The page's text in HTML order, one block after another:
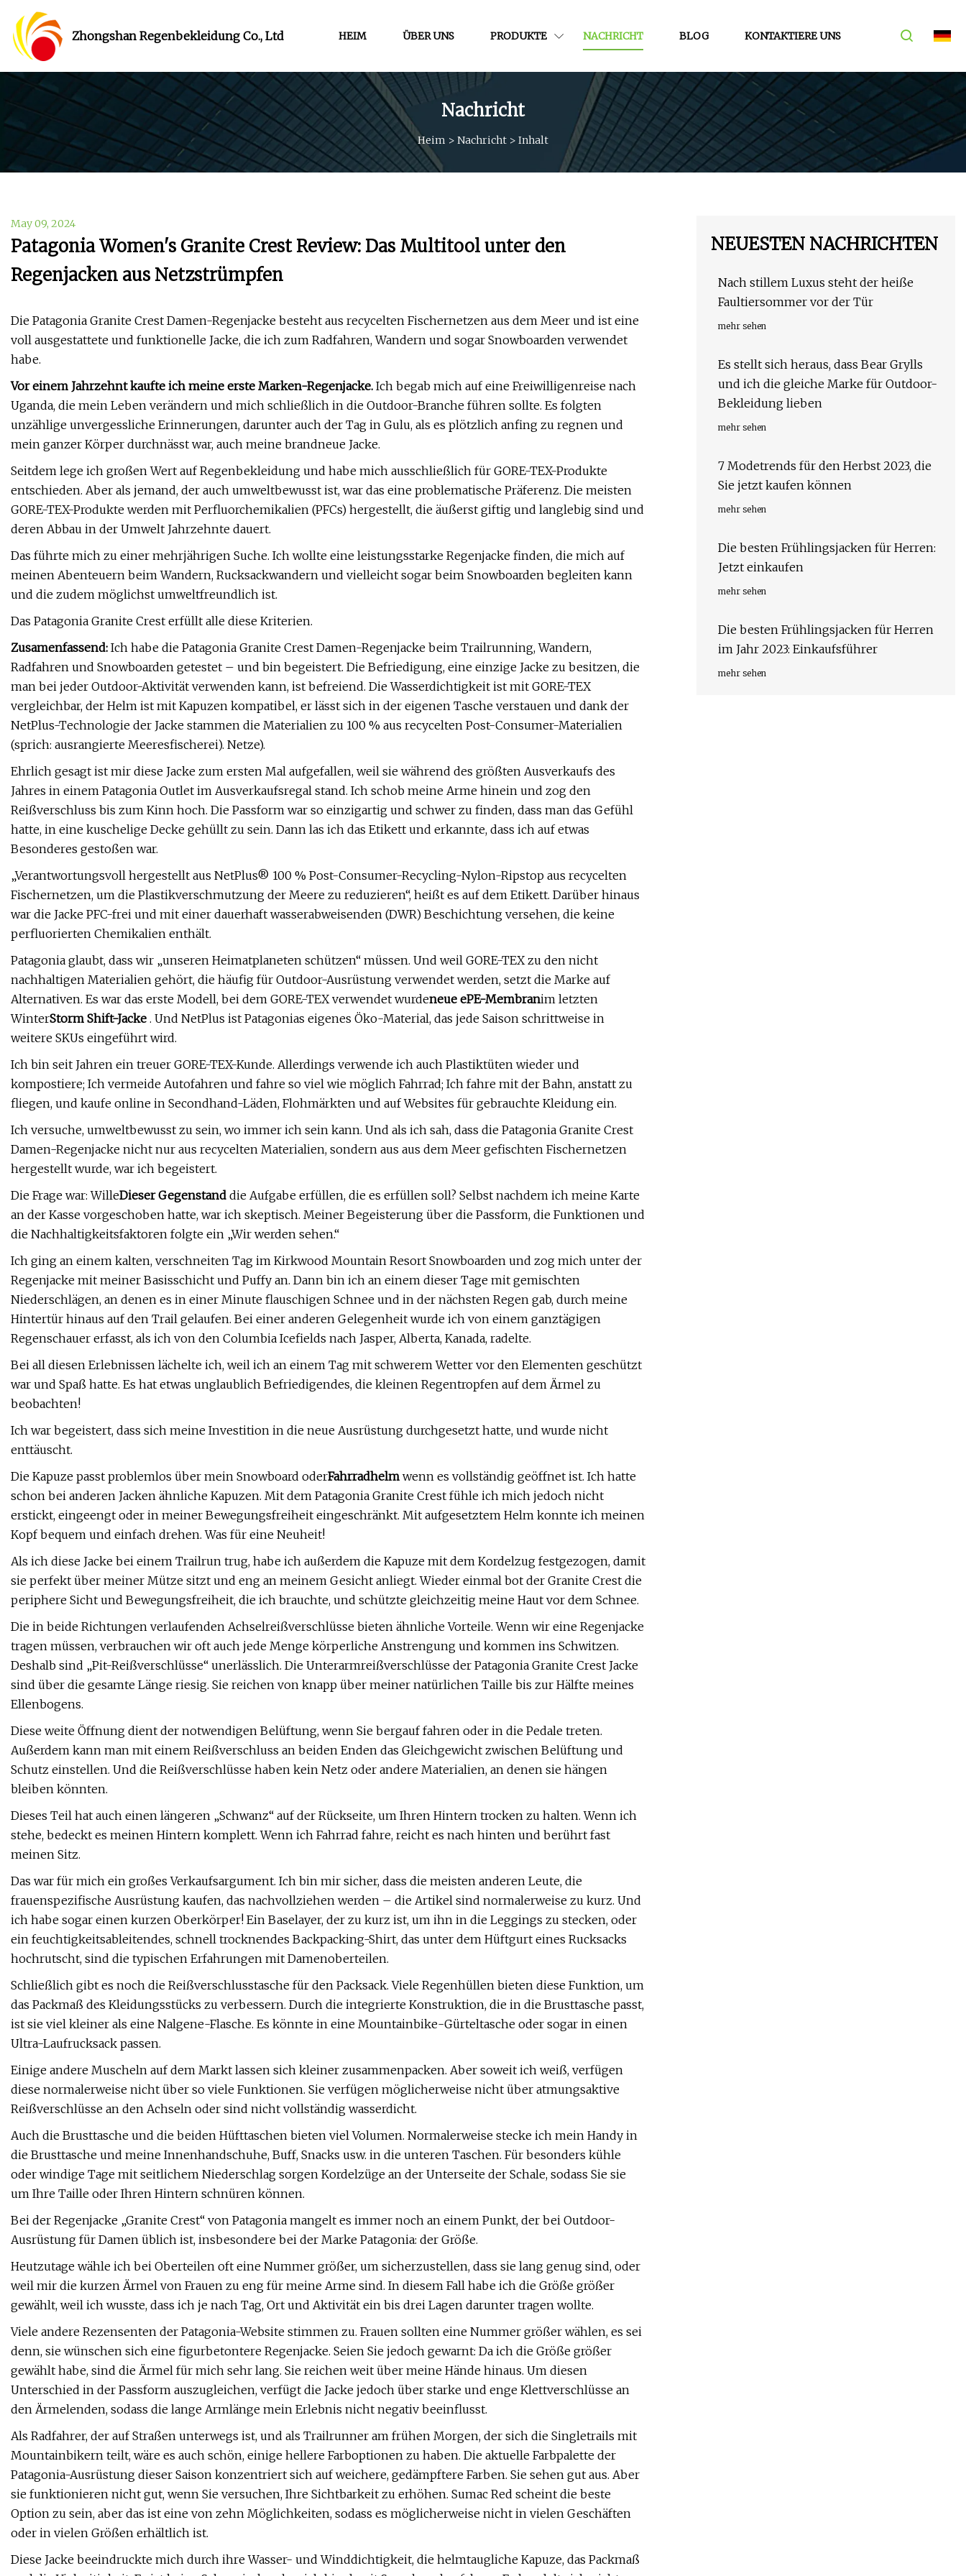
Zhongshan Regenbekleidung Co., Ltd HEIM ÜBER UNS PRODUKTE NACHRICHT BLOG KONTAKTIERE UNS
Nachricht
Heim > Nachricht > Inhalt
May 09, 2024
Patagonia Women's Granite Crest Review: Das Multitool unter den
Regenjacken aus Netzstrümpfen
Die Patagonia Granite Crest Damen-Regenjacke besteht aus recycelten Fischernetzen aus dem Meer und ist eine
voll ausgestattete und funktionelle Jacke, die ich zum Radfahren, Wandern und sogar Snowboarden verwendet
habe.
Vor einem Jahrzehnt kaufte ich meine erste Marken-Regenjacke. Ich begab mich auf eine Freiwilligenreise nach
Uganda, die mein Leben verändern und mich schließlich in die Outdoor-Branche führen sollte. Es folgten
unzählige unvergessliche Erinnerungen, darunter auch der Tag in Gulu, als es plötzlich anfing zu regnen und
mein ganzer Körper durchnässt war, auch meine brandneue Jacke.
Seitdem lege ich großen Wert auf Regenbekleidung und habe mich ausschließlich für GORE-TEX-Produkte
entschieden. Aber als jemand, der auch umweltbewusst ist, war das eine problematische Präferenz. Die meisten
GORE-TEX-Produkte werden mit Perfluorchemikalien (PFCs) hergestellt, die äußerst giftig und langlebig sind und
deren Abbau in der Umwelt Jahrzehnte dauert.
Das führte mich zu einer mehrjährigen Suche. Ich wollte eine leistungsstarke Regenjacke finden, die mich auf
meinen Abenteuern beim Wandern, Rucksackwandern und vielleicht sogar beim Snowboarden begleiten kann
und die zudem möglichst umweltfreundlich ist.
Das Patagonia Granite Crest erfüllt alle diese Kriterien.
Zusamenfassend: Ich habe die Patagonia Granite Crest Damen-Regenjacke beim Trailrunning, Wandern,
Radfahren und Snowboarden getestet – und bin begeistert. Die Befriedigung, eine einzige Jacke zu besitzen, die
man bei jeder Outdoor-Aktivität verwenden kann, ist befreiend. Die Wasserdichtigkeit ist mit GORE-TEX
vergleichbar, der Helm ist mit Kapuzen kompatibel, er lässt sich in der eigenen Tasche verstauen und dank der
NetPlus-Technologie der Jacke stammen die Materialien zu 100 % aus recycelten Post-Consumer-Materialien
(sprich: ausrangierte Meeresfischerei). Netze).
Ehrlich gesagt ist mir diese Jacke zum ersten Mal aufgefallen, weil sie während des größten Ausverkaufs des
Jahres in einem Patagonia Outlet im Ausverkaufsregal stand. Ich schob meine Arme hinein und zog den
Reißverschluss bis zum Kinn hoch. Die Passform war so einzigartig und schwer zu finden, dass man das Gefühl
hatte, in eine kuschelige Decke gehüllt zu sein. Dann las ich das Etikett und erkannte, dass ich auf etwas
Besonderes gestoßen war.
„Verantwortungsvoll hergestellt aus NetPlus® 100 % Post-Consumer-Recycling-Nylon-Ripstop aus recycelten
Fischernetzen, um die Plastikverschmutzung der Meere zu reduzieren“, heißt es auf dem Etikett. Darüber hinaus
war die Jacke PFC-frei und mit einer dauerhaft wasserabweisenden (DWR) Beschichtung versehen, die keine
perfluorierten Chemikalien enthält.
Patagonia glaubt, dass wir „unseren Heimatplaneten schützen“ müssen. Und weil GORE-TEX zu den nicht
nachhaltigen Materialien gehört, die häufig für Outdoor-Ausrüstung verwendet werden, setzt die Marke auf
Alternativen. Es war das erste Modell, bei dem GORE-TEX verwendet wurdeneue ePE-Membranim letzten
WinterStorm Shift-Jacke . Und NetPlus ist Patagonias eigenes Öko-Material, das jede Saison schrittweise in
weitere SKUs eingeführt wird.
Ich bin seit Jahren ein treuer GORE-TEX-Kunde. Allerdings verwende ich auch Plastiktüten wieder und
kompostiere; Ich vermeide Autofahren und fahre so viel wie möglich Fahrrad; Ich fahre mit der Bahn, anstatt zu
fliegen, und kaufe online in Secondhand-Läden, Flohmärkten und auf Websites für gebrauchte Kleidung ein.
Ich versuche, umweltbewusst zu sein, wo immer ich sein kann. Und als ich sah, dass die Patagonia Granite Crest
Damen-Regenjacke nicht nur aus recycelten Materialien, sondern aus aus dem Meer gefischten Fischernetzen
hergestellt wurde, war ich begeistert.
Die Frage war: WilleDieser Gegenstand die Aufgabe erfüllen, die es erfüllen soll? Selbst nachdem ich meine Karte
an der Kasse vorgeschoben hatte, war ich skeptisch. Meiner Begeisterung über die Passform, die Funktionen und
die Nachhaltigkeitsfaktoren folgte ein „Wir werden sehen.“
Ich ging an einem kalten, verschneiten Tag im Kirkwood Mountain Resort Snowboarden und zog mich unter der
Regenjacke mit meiner Basisschicht und Puffy an. Dann bin ich an einem dieser Tage mit gemischten
Niederschlägen, an denen es in einer Minute flauschigen Schnee und in der nächsten Regen gab, durch meine
Hintertür hinaus auf den Trail gelaufen. Bei einer anderen Gelegenheit wurde ich von einem ganztägigen
Regenschauer erfasst, als ich von den Columbia Icefields nach Jasper, Alberta, Kanada, radelte.
Bei all diesen Erlebnissen lächelte ich, weil ich an einem Tag mit schwerem Wetter vor den Elementen geschützt
war und Spaß hatte. Es hat etwas unglaublich Befriedigendes, die kleinen Regentropfen auf dem Ärmel zu
beobachten!
Ich war begeistert, dass sich meine Investition in die neue Ausrüstung durchgesetzt hatte, und wurde nicht
enttäuscht.
Die Kapuze passt problemlos über mein Snowboard oderFahrradhelm wenn es vollständig geöffnet ist. Ich hatte
schon bei anderen Jacken ähnliche Kapuzen. Mit dem Patagonia Granite Crest fühle ich mich jedoch nicht
erstickt, eingeengt oder in meiner Bewegungsfreiheit eingeschränkt. Mit aufgesetztem Helm konnte ich meinen
Kopf bequem und einfach drehen. Was für eine Neuheit!
Als ich diese Jacke bei einem Trailrun trug, habe ich außerdem die Kapuze mit dem Kordelzug festgezogen, damit
sie perfekt über meiner Mütze sitzt und eng an meinem Gesicht anliegt. Wieder einmal bot der Granite Crest die
periphere Sicht und Bewegungsfreiheit, die ich brauchte, und schützte gleichzeitig meine Haut vor dem Schnee.
Die in beide Richtungen verlaufenden Achselreißverschlüsse bieten ähnliche Vorteile. Wenn wir eine Regenjacke
tragen müssen, verbrauchen wir oft auch jede Menge körperliche Anstrengung und kommen ins Schwitzen.
Deshalb sind „Pit-Reißverschlüsse“ unerlässlich. Die Unterarmreißverschlüsse der Patagonia Granite Crest Jacke
sind über die gesamte Länge riesig. Sie reichen von knapp über meiner natürlichen Taille bis zur Hälfte meines
Ellenbogens.
Diese weite Öffnung dient der notwendigen Belüftung, wenn Sie bergauf fahren oder in die Pedale treten.
Außerdem kann man mit einem Reißverschluss an beiden Enden das Gleichgewicht zwischen Belüftung und
Schutz einstellen. Und die Reißverschlüsse haben kein Netz oder andere Materialien, an denen sie hängen
bleiben könnten.
Dieses Teil hat auch einen längeren „Schwanz“ auf der Rückseite, um Ihren Hintern trocken zu halten. Wenn ich
stehe, bedeckt es meinen Hintern komplett. Wenn ich Fahrrad fahre, reicht es nach hinten und berührt fast
meinen Sitz.
Das war für mich ein großes Verkaufsargument. Ich bin mir sicher, dass die meisten anderen Leute, die
frauenspezifische Ausrüstung kaufen, das nachvollziehen werden – die Artikel sind normalerweise zu kurz. Und
ich habe sogar einen kurzen Oberkörper! Ein Baselayer, der zu kurz ist, um ihn in die Leggings zu stecken, oder
ein feuchtigkeitsableitendes, schnell trocknendes Backpacking-Shirt, das unter dem Hüftgurt eines Rucksacks
hochrutscht, sind die typischen Erfahrungen mit Damenoberteilen.
Schließlich gibt es noch die Reißverschlusstasche für den Packsack. Viele Regenhüllen bieten diese Funktion, um
das Packmaß des Kleidungsstücks zu verbessern. Durch die integrierte Konstruktion, die in die Brusttasche passt,
ist sie viel kleiner als eine Nalgene-Flasche. Es könnte in eine Mountainbike-Gürteltasche oder sogar in einen
Ultra-Laufrucksack passen.
Einige andere Muscheln auf dem Markt lassen sich kleiner zusammenpacken. Aber soweit ich weiß, verfügen
diese normalerweise nicht über so viele Funktionen. Sie verfügen möglicherweise nicht über atmungsaktive
Reißverschlüsse an den Achseln oder sind nicht vollständig wasserdicht.
Auch die Brusttasche und die beiden Hüfttaschen bieten viel Volumen. Normalerweise stecke ich mein Handy in
die Brusttasche und meine Innenhandschuhe, Buff, Snacks usw. in die unteren Taschen. Für besonders kühle
oder windige Tage mit seitlichem Niederschlag sorgen Kordelzüge an der Unterseite der Schale, sodass Sie sie
um Ihre Taille oder Ihren Hintern schnüren können.
Bei der Regenjacke „Granite Crest“ von Patagonia mangelt es immer noch an einem Punkt, der bei Outdoor-
Ausrüstung für Damen üblich ist, insbesondere bei der Marke Patagonia: der Größe.
Heutzutage wähle ich bei Oberteilen oft eine Nummer größer, um sicherzustellen, dass sie lang genug sind, oder
weil mir die kurzen Ärmel von Frauen zu eng für meine Arme sind. In diesem Fall habe ich die Größe größer
gewählt, weil ich wusste, dass ich je nach Tag, Ort und Aktivität ein bis drei Lagen darunter tragen wollte.
Viele andere Rezensenten der Patagonia-Website stimmen zu. Frauen sollten eine Nummer größer wählen, es sei
denn, sie wünschen sich eine figurbetontere Regenjacke. Seien Sie jedoch gewarnt: Da ich die Größe größer
gewählt habe, sind die Ärmel für mich sehr lang. Sie reichen weit über meine Hände hinaus. Um diesen
Unterschied in der Passform auszugleichen, verfügt die Jacke jedoch über starke und enge Klettverschlüsse an
den Ärmelenden, sodass die lange Armlänge mein Erlebnis nicht negativ beeinflusst.
Als Radfahrer, der auf Straßen unterwegs ist, und als Trailrunner am frühen Morgen, der sich die Singletrails mit
Mountainbikern teilt, wäre es auch schön, einige hellere Farboptionen zu haben. Die aktuelle Farbpalette der
Patagonia-Ausrüstung dieser Saison konzentriert sich auf weichere, gedämpftere Farben. Sie sehen gut aus. Aber
sie funktionieren nicht gut, wenn Sie versuchen, Ihre Sichtbarkeit zu erhöhen. Sumac Red scheint die beste
Option zu sein, aber das ist eine von zehn Möglichkeiten, sodass es möglicherweise nicht in vielen Geschäften
oder in vielen Größen erhältlich ist.
Diese Jacke beeindruckte mich durch ihre Wasser- und Winddichtigkeit, die helmtaugliche Kapuze, das Packmaß
NEUESTEN NACHRICHTEN
Nach stillem Luxus steht der heiße
Faultiersommer vor der Tür
mehr sehen
Es stellt sich heraus, dass Bear Grylls
und ich die gleiche Marke für Outdoor-
Bekleidung lieben
mehr sehen
7 Modetrends für den Herbst 2023, die
Sie jetzt kaufen können
mehr sehen
Die besten Frühlingsjacken für Herren:
Jetzt einkaufen
mehr sehen
Die besten Frühlingsjacken für Herren
im Jahr 2023: Einkaufsführer
mehr sehen